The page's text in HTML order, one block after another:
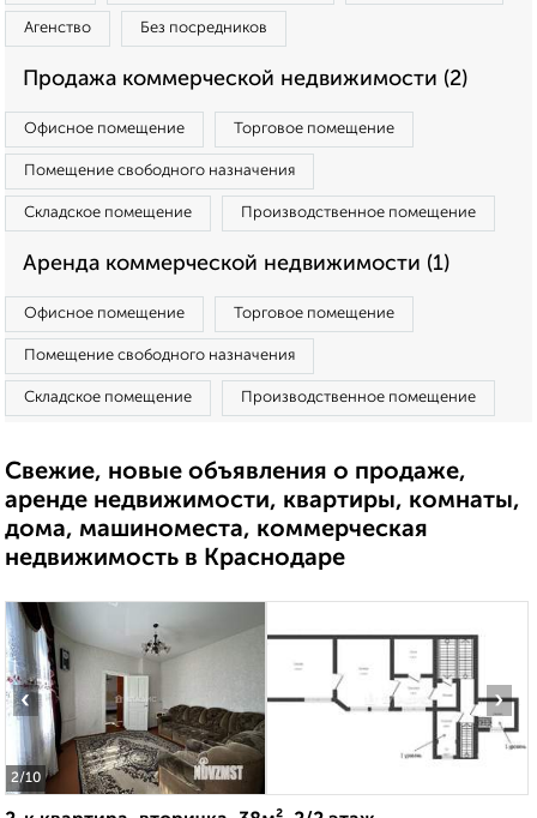
Агенство Без посредников
Продажа коммерческой недвижимости (2)
Офисное помещение Торговое помещение
Помещение свободного назначения
Складское помещение Производственное помещение
Аренда коммерческой недвижимости (1)
Офисное помещение Торговое помещение
Помещение свободного назначения
Складское помещение Производственное помещение
Свежие, новые объявления о продаже,
аренде недвижимости, квартиры, комнаты,
дома, машиноместа, коммерческая
недвижимость в Краснодаре
2/10
‹ ›